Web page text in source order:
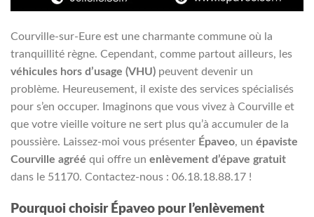
Courville-sur-Eure est une charmante commune où la
tranquillité règne. Cependant, comme partout ailleurs, les
véhicules hors d’usage (VHU) peuvent devenir un
problème. Heureusement, il existe des services spécialisés
pour s’en occuper. Imaginons que vous vivez à Courville et
que votre vieille voiture ne sert plus qu’à accumuler de la
poussière. Laissez-moi vous présenter Épaveo, un épaviste
Courville agréé qui offre un enlèvement d’épave gratuit
dans le 51170. Contactez-nous : 06.18.18.88.17 !
Pourquoi choisir Épaveo pour l’enlèvement